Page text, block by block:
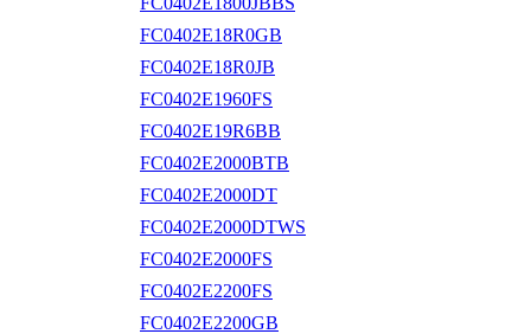
FC0402E18R0GB
FC0402E18R0JB
FC0402E1960FS
FC0402E19R6BB
FC0402E2000BTB
FC0402E2000DT
FC0402E2000DTWS
FC0402E2000FS
FC0402E2200FS
FC0402E2200GB